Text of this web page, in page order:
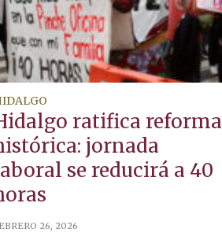
ratifica reforma
jornada
se reducirá a 40
26, 2026